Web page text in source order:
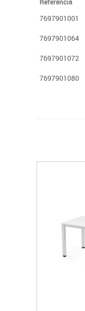
7697901001
7697901064
7697901072
7697901080